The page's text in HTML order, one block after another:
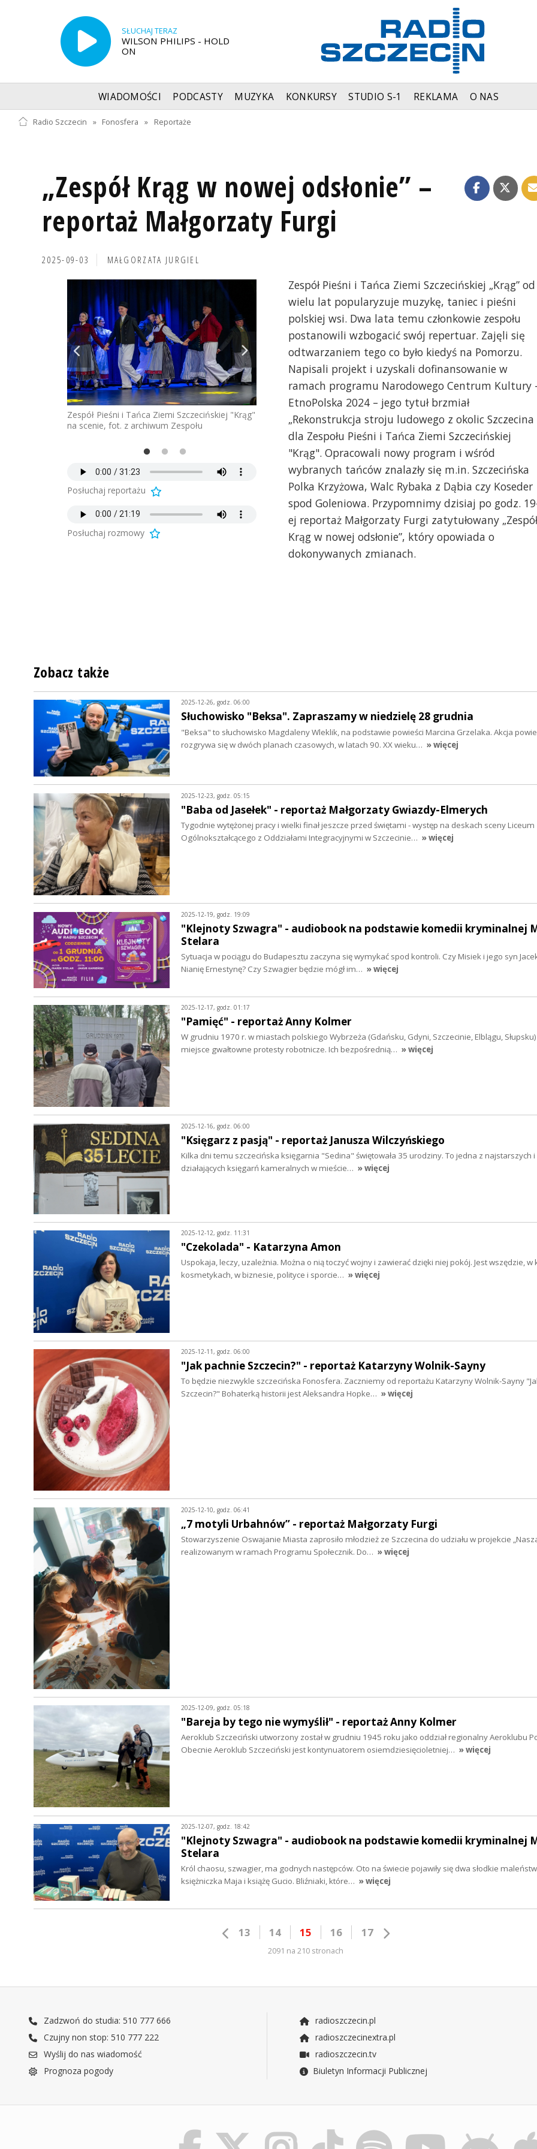
SŁUCHAJ TERAZ
WILSON PHILIPS - HOLD
ON
WIADOMOŚCI PODCASTY MUZYKA KONKURSY STUDIO S-1 REKLAMA O NAS
Radio Szczecin » Fonosfera » Reportaże
„Zespół Krąg w nowej odsłonie” –
reportaż Małgorzaty Furgi
2025-09-03 MAŁGORZATA JURGIEL
Zespół Pieśni i Tańca Ziemi Szczecińskiej "Krąg"
na scenie, fot. z archiwum Zespołu
Zespół Pieśni i Tańca Ziemi Szczecińskiej
"Krąg", fot. z archiwum Zespołu
Ryszard Długopolski i
Fonosfery
Posłuchaj reportażu
Posłuchaj rozmowy
Zespół Pieśni i Tańca Ziemi Szczecińskiej „Krąg” od
wielu lat popularyzuje muzykę, taniec i pieśni
polskiej wsi. Dwa lata temu członkowie zespołu
postanowili wzbogacić swój repertuar. Zajęli się
odtwarzaniem tego co było kiedyś na Pomorzu.
Napisali projekt i uzyskali dofinansowanie w
ramach programu Narodowego Centrum Kultury -
EtnoPolska 2024 – jego tytuł brzmiał
„Rekonstrukcja stroju ludowego z okolic Szczecina
dla Zespołu Pieśni i Tańca Ziemi Szczecińskiej
"Krąg". Opracowali nowy program i wśród
wybranych tańców znalazły się m.in. Szczecińska
Polka Krzyżowa, Walc Rybaka z Dąbia czy Koseder
spod Goleniowa. Przypomnimy dzisiaj po godz.
ej reportaż Małgorzaty Furgi zatytułowany „Zespół
Krąg w nowej odsłonie”, który opowiada o
dokonywanych zmianach.
Zobacz także
2025-12-26, godz. 06:00
Słuchowisko "Beksa". Zapraszamy w niedzielę 28 grudnia
"Beksa" to słuchowisko Magdaleny Wleklik, na podstawie powieści Marcina Grzelaka. Akcja
rozgrywa się w dwóch planach czasowych, w latach 90. XX wieku… » więcej
2025-12-23, godz. 05:15
"Baba od Jasełek" - reportaż Małgorzaty Gwiazdy-Elmerych
Tygodnie wytężonej pracy i wielki finał jeszcze przed świętami - występ na deskach sceny Liceum
Ogólnokształcącego z Oddziałami Integracyjnymi w Szczecinie… » więcej
2025-12-19, godz. 19:09
"Klejnoty Szwagra" - audiobook na podstawie komedii kryminalnej
Stelara
Sytuacja w pociągu do Budapesztu zaczyna się wymykać spod kontroli. Czy Misiek i jego syn
Nianię Ernestynę? Czy Szwagier będzie mógł im… » więcej
2025-12-17, godz. 01:17
"Pamięć" - reportaż Anny Kolmer
W grudniu 1970 r. w miastach polskiego Wybrzeża (Gdańsku, Gdyni, Szczecinie, Elblągu, Słupsku)
miejsce gwałtowne protesty robotnicze. Ich bezpośrednią… » więcej
2025-12-16, godz. 06:00
"Księgarz z pasją" - reportaż Janusza Wilczyńskiego
Kilka dni temu szczecińska księgarnia "Sedina" świętowała 35 urodziny. To jedna z najstarszych i
działających księgarń kameralnych w mieście… » więcej
2025-12-12, godz. 11:31
"Czekolada" - Katarzyna Amon
Uspokaja, leczy, uzależnia. Można o nią toczyć wojny i zawierać dzięki niej pokój. Jest wszędzie, w
kosmetykach, w biznesie, polityce i sporcie… » więcej
2025-12-11, godz. 06:00
"Jak pachnie Szczecin?" - reportaż Katarzyny Wolnik-Sayny
To będzie niezwykle szczecińska Fonosfera. Zaczniemy od reportażu Katarzyny Wolnik-Sayny
Szczecin?" Bohaterką historii jest Aleksandra Hopke… » więcej
2025-12-10, godz. 06:41
„7 motyli Urbahnów” - reportaż Małgorzaty Furgi
Stowarzyszenie Oswajanie Miasta zaprosiło młodzież ze Szczecina do udziału w projekcie
realizowanym w ramach Programu Społecznik. Do… » więcej
2025-12-09, godz. 05:18
"Bareja by tego nie wymyślił" - reportaż Anny Kolmer
Aeroklub Szczeciński utworzony został w grudniu 1945 roku jako oddział regionalny Aeroklubu
Obecnie Aeroklub Szczeciński jest kontynuatorem osiemdziesięcioletniej… » więcej
2025-12-07, godz. 18:42
"Klejnoty Szwagra" - audiobook na podstawie komedii kryminalnej
Stelara
Król chaosu, szwagier, ma godnych następców. Oto na świecie pojawiły się dwa słodkie
księżniczka Maja i książę Gucio. Bliźniaki, które… » więcej
13 14 15 16 17
2091 na 210 stronach
Zadzwoń do studia: 510 777 666
Czujny non stop: 510 777 222
Wyślij do nas wiadomość
Prognoza pogody
radioszczecin.pl
radioszczecinextra.pl
radioszczecin.tv
Biuletyn Informacji Publicznej